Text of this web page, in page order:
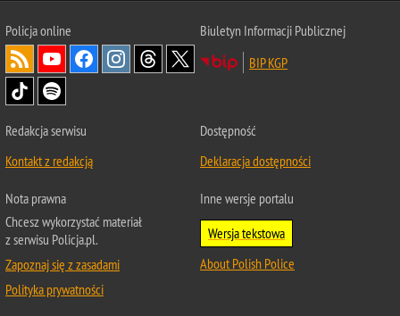
Policjaonline
Biuletyn Informacji Publicznej
BIP KGP
Redakcja serwisu
Kontakt z redakcją
Dostępność
Deklaracja dostępności
Nota prawna
Chcesz wykorzystać materiał
z serwisu Policja.pl.
Zapoznaj się z zasadami
Polityka prywatności
Inne wersje portalu
Wersja tekstowa
About Polish Police